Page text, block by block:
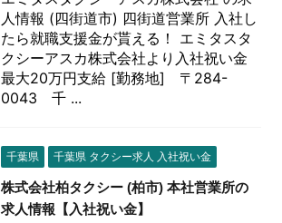
人情報 (四街道市) 四街道営業所 入社し
たら就職支援金が貰える！ エミタスタ
クシーアスカ株式会社より入社祝い金
最大20万円支給 [勤務地] 〒284-
0043 千 ...
千葉県 千葉県 タクシー求人 入社祝い金
株式会社柏タクシー (柏市) 本社営業所の
求人情報【入社祝い金】